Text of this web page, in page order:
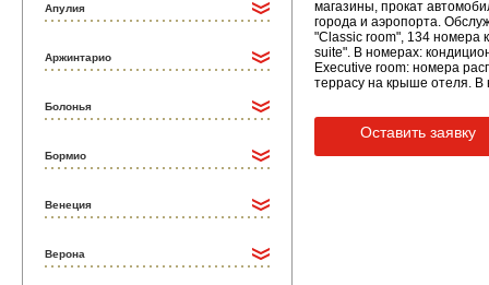
Апулия
Аржинтарио
Болонья
Бормио
Венеция
Верона
магазины, прокат
города и аэропорта.
"Classic room", 134 номера
suite". В номерах:
Executive room: номера
террасу на крыше отеля. В
Оставить заявку